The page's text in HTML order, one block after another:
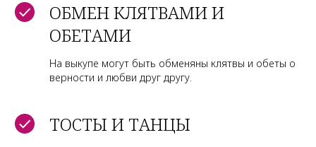
ОБМЕН КЛЯТВАМИ И
ОБЕТАМИ
На выкупе могут быть обменяны клятвы и обеты о
верности и любви друг другу.
ТОСТЫ И ТАНЦЫ